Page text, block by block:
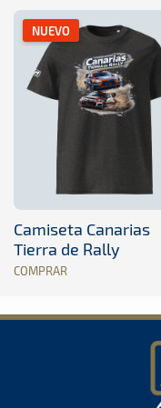
NUEVO
Camiseta Canarias
Tierra de Rally
COMPRAR